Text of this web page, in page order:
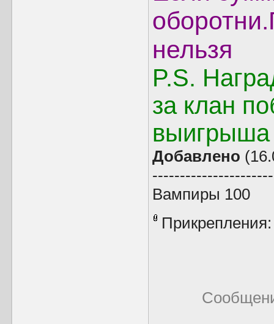
нельзя
P.S.
за клан
выигрыша
Добавлено
Вампиры 100